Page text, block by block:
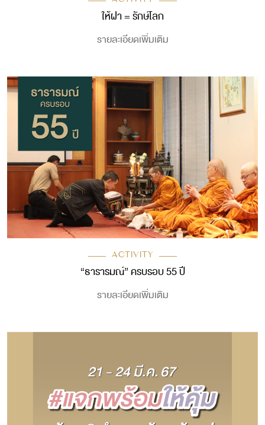
ให้ฝา = รักษ์โลก
รายละเอียดเพิ่มเติม
ACTIVITY
“ธารารมณ์” ครบรอบ 55 ปี
รายละเอียดเพิ่มเติม